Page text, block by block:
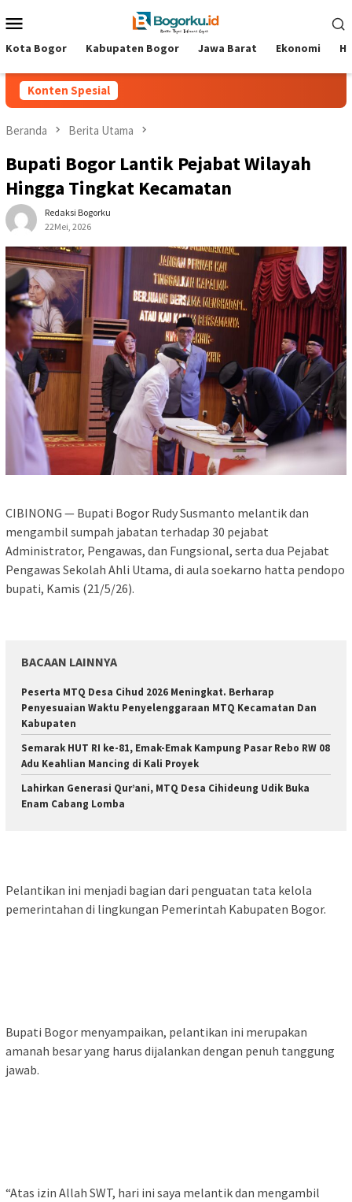
ke
Mobile
Kota Bogor Kabupaten Bogor Jawa Barat Ekonomi
Konten Spesial
Beranda Berita Utama
‎Bupati Bogor Lantik Pejabat Wilayah
Hingga Tingkat Kecamatan ‎ ‎
Redaksi Bogorku
22Mei, 2026
‎CIBINONG — Bupati Bogor Rudy Susmanto melantik dan
mengambil sumpah jabatan terhadap 30 pejabat
Administrator, Pengawas, dan Fungsional, serta dua Pejabat
Pengawas Sekolah Ahli Utama, di aula soekarno hatta pendopo
bupati, Kamis (21/5/26).
BACAAN LAINNYA
Peserta MTQ Desa Cihud 2026 Meningkat. Berharap
Penyesuaian Waktu Penyelenggaraan MTQ Kecamatan Dan
Kabupaten ‎
Semarak HUT RI ke-81, Emak-Emak Kampung Pasar Rebo RW 08
Adu Keahlian Mancing di Kali Proyek ‎
‎Lahirkan Generasi Qur’ani, MTQ Desa Cihideung Udik Buka
Enam Cabang Lomba
‎Pelantikan ini menjadi bagian dari penguatan tata kelola
pemerintahan di lingkungan Pemerintah Kabupaten Bogor.
‎Bupati Bogor menyampaikan, pelantikan ini merupakan
amanah besar yang harus dijalankan dengan penuh tanggung
jawab.
‎“Atas izin Allah SWT, hari ini saya melantik dan mengambil